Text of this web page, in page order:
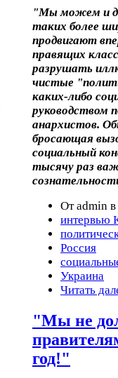
"Мы можем и
таких более
продвигают
правящих
разрушать
чистые
каких-либо
руководством
анархистов.
бросающая
социальный
тысячу раз
От admin
интервью
Россия
Украина
Читать
"Мы не
год!"